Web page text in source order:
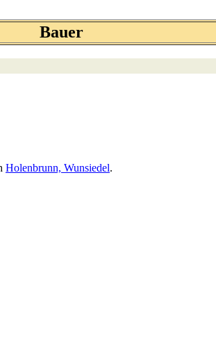
Bauer
Holenbrunn, Wunsiedel.